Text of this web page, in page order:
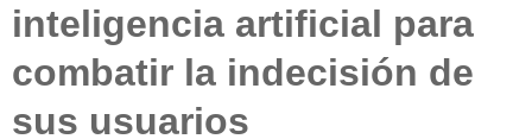
inteligencia artificial para
combatir la indecisión de
sus usuarios